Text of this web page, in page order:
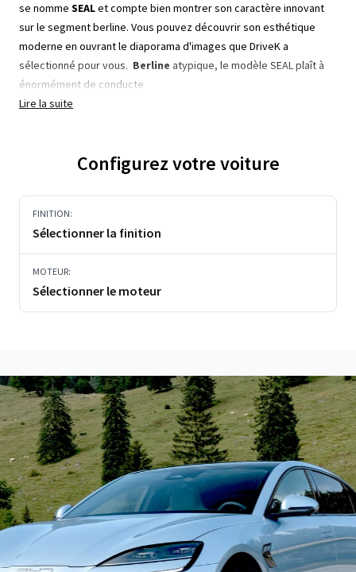
se nomme SEALet compte bien montrer son caractère innovant
sur le segment berline. Vous pouvez découvrir son esthétique
moderne en ouvrant le diaporama d'images que DriveK a
sélectionné pour vous. Berline atypique, le modèle SEAL plaît à
énormément de conducte
Lire la suite
Configurez votre voiture
FINITION:
Sélectionner la finition
MOTEUR:
Sélectionner le moteur